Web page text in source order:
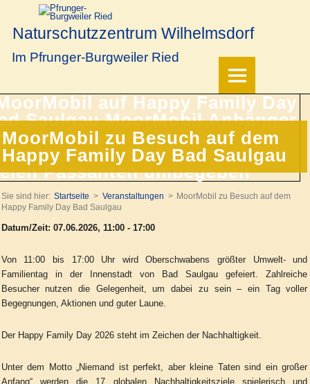
Naturschutzzentrum Wilhelmsdorf
Im Pfrunger-Burgweiler Ried
MoorMobil zu Besuch auf dem
Happy Family Day Bad Saulgau
Sie sind hier: Startseite Veranstaltungen
MoorMobil zu Besuch auf dem
Happy Family Day Bad Saulgau
Datum/Zeit: 07.06.2026, 11:00 - 17:00
Von 11:00 bis 17:00 Uhr wird Oberschwabens größter Umwelt- und
Familientag in der Innenstadt von Bad Saulgau gefeiert. Zahlreiche
Besucher nutzen die Gelegenheit, um dabei zu sein – ein Tag voller
Begegnungen, Aktionen und guter Laune.
Der Happy Family Day 2026 steht im Zeichen der Nachhaltigkeit.
Unter dem Motto „Niemand ist perfekt, aber kleine Taten sind ein großer
Anfang“ werden die 17 globalen Nachhaltigkeitsziele spielerisch und